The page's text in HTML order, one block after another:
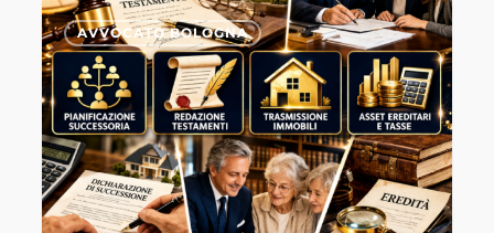
Collazione
e
Azione
di
Riduzione
Eredità
|
AVVOCATO BOLOGNA
0